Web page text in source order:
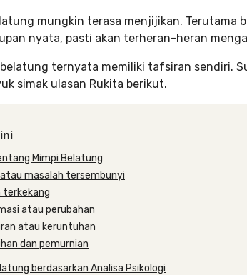
mungkin terasa menjijikan. Terutama
nyata, pasti akan terheran-heran
ternyata memiliki tafsiran sendiri.
simak ulasan Rukita berikut.
Mimpi Belatung
atau masalah tersembunyi
terkekang
atau perubahan
atau keruntuhan
dan pemurnian
berdasarkan Analisa Psikologi